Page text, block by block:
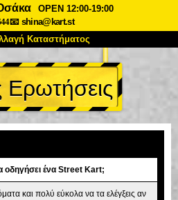
OPEN 12:00-19:00
📧 shina@kart.st
Καταστήματος
ΚΥΡΙΩΣ
Τιμές
Συχνές Ερωτήσεις
Καταστήματος
Τόκιο Ακίχαμπαρα #1
Ερωτήσεις
οδηγήσει ένα Street Kart;
και πολύ εύκολα να τα ελέγξεις αν